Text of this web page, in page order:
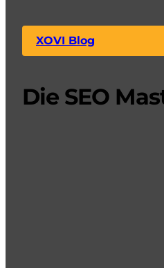
XOVI Blog
Die SEO